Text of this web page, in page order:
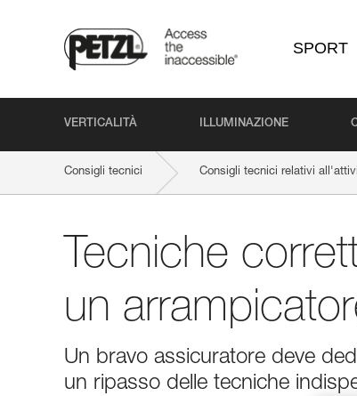
SPORT
VERTICALITÀ ILLUMINAZIONE
Consigli tecnici Consigli tecnici relativi
Tecniche
un
Un bravo assicuratore deve
un ripasso delle tecniche